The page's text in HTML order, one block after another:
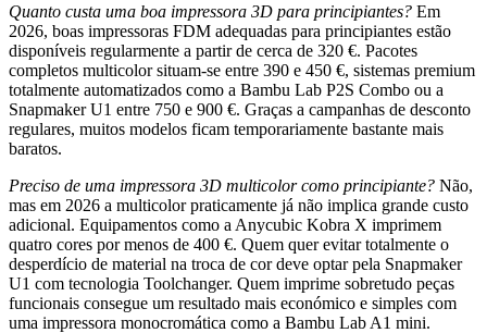
Quanto custa uma boa impressora 3D para principiantes? Em
2026, boas impressoras FDM adequadas para principiantes estão
disponíveis regularmente a partir de cerca de 320 €. Pacotes
completos multicolor situam-se entre 390 e 450 €, sistemas premium
totalmente automatizados como a Bambu Lab P2S Combo ou a
Snapmaker U1 entre 750 e 900 €. Graças a campanhas de desconto
regulares, muitos modelos ficam temporariamente bastante mais
baratos.
Preciso de uma impressora 3D multicolor como principiante? Não,
mas em 2026 a multicolor praticamente já não implica grande custo
adicional. Equipamentos como a Anycubic Kobra X imprimem
quatro cores por menos de 400 €. Quem quer evitar totalmente o
desperdício de material na troca de cor deve optar pela Snapmaker
U1 com tecnologia Toolchanger. Quem imprime sobretudo peças
funcionais consegue um resultado mais económico e simples com
uma impressora monocromática como a Bambu Lab A1 mini.